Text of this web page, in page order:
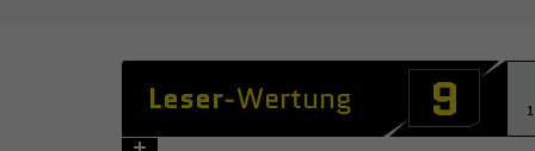
Leser-Wertung 9
1